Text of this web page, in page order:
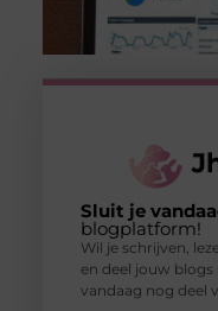
Sluit je
blogplatform!
Wil je schrijven,
en deel jouw
vandaag nog deel